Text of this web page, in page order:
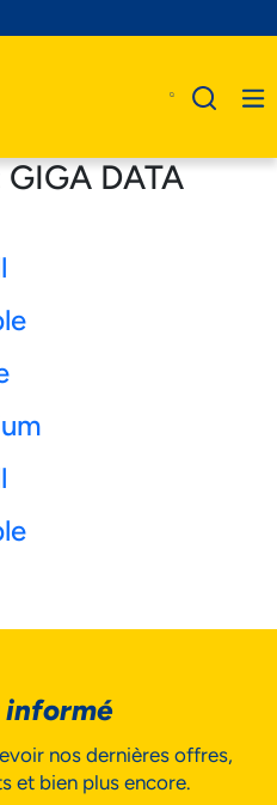
De Nous
GIGA DATA
informé
nos dernières offres,
et bien plus encore.